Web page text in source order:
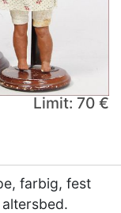
Limit: 70 €
farbig, fest